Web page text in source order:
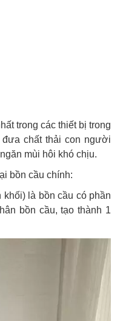
trong các thiết bị trong
chất thải con người
mùi hôi khó chịu.
bồn cầu chính:
khối) là bồn cầu có phần
bồn cầu, tạo thành 1